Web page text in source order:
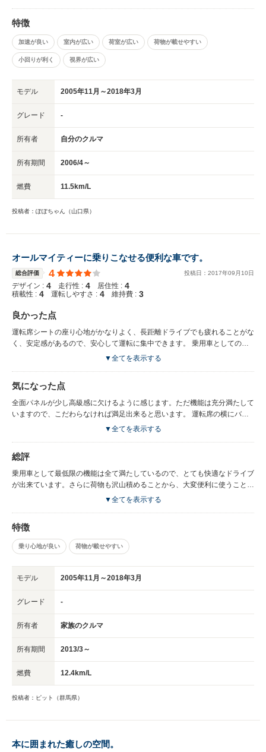
特徴
加速が良い 室内が広い 荷室が広い 荷物が載せやすい
小回りが利く 視界が広い
モデル 2005年11月～2018年3月
グレード -
所有者 自分のクルマ
所有期間 2006/4～
燃費 11.5km/L
投稿者：ぽぽちゃん（山口県）
オールマイティーに乗りこなせる便利な車です。
総合評価 4 投稿日： 2017年09 月 10日
デザイン : 4 走行性 : 4 居住性 : 4
積載性 : 4 運転しやすさ : 4 維持費 : 3
良かった点
運転席シートの座り心地がかなりよく、長距離ドライブでも疲れることがな
く、安定感があるので、安心して運転に集中できます。 乗用車としての機
能も全て揃っていて、さらに荷物も沢山積める事が出来るので、家族でのド
があり、しっかりした車体だと感じています。 後部座席も倒すと、大人の
自転車なら横に倒した状態でなら積むことが出来ています。 加速もよく、
さらに安定感があるので、高速道路での走りにも向いている車になります。
▼全てを表示する
気になった点
全面パネルが少し高級感に欠けるように感じます。ただ機能は充分満たして
いますので、こだわらなければ満足出来ると思います。 運転席の横にバッ
グなどを置くスペースがなく、ゴミ箱等も置くことが出来ないので、多少の
▼全てを表示する
総評
乗用車として最低限の機能は全て満たしているので、とても快適なドライブ
が出来ています。さらに荷物も沢山積めることから、大変便利に使うことが
▼全てを表示する
特徴
乗り心地が良い 荷物が載せやすい
モデル 2005年11月～2018年3月
グレード -
所有者 家族のクルマ
所有期間 2013/3～
燃費 12.4km/L
投稿者：ピット（群馬県）
本に囲まれた癒しの空間。